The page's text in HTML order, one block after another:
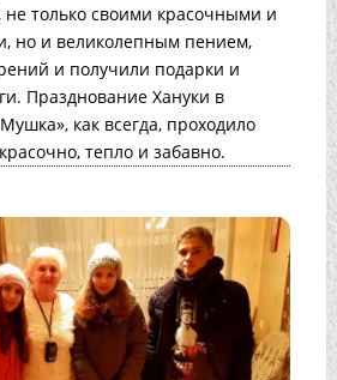
не только своими красочными и
но и великолепным пением,
и получили подарки и
Празднование Хануки в
как всегда, проходило
тепло и забавно.